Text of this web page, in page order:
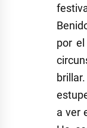
por
a ver